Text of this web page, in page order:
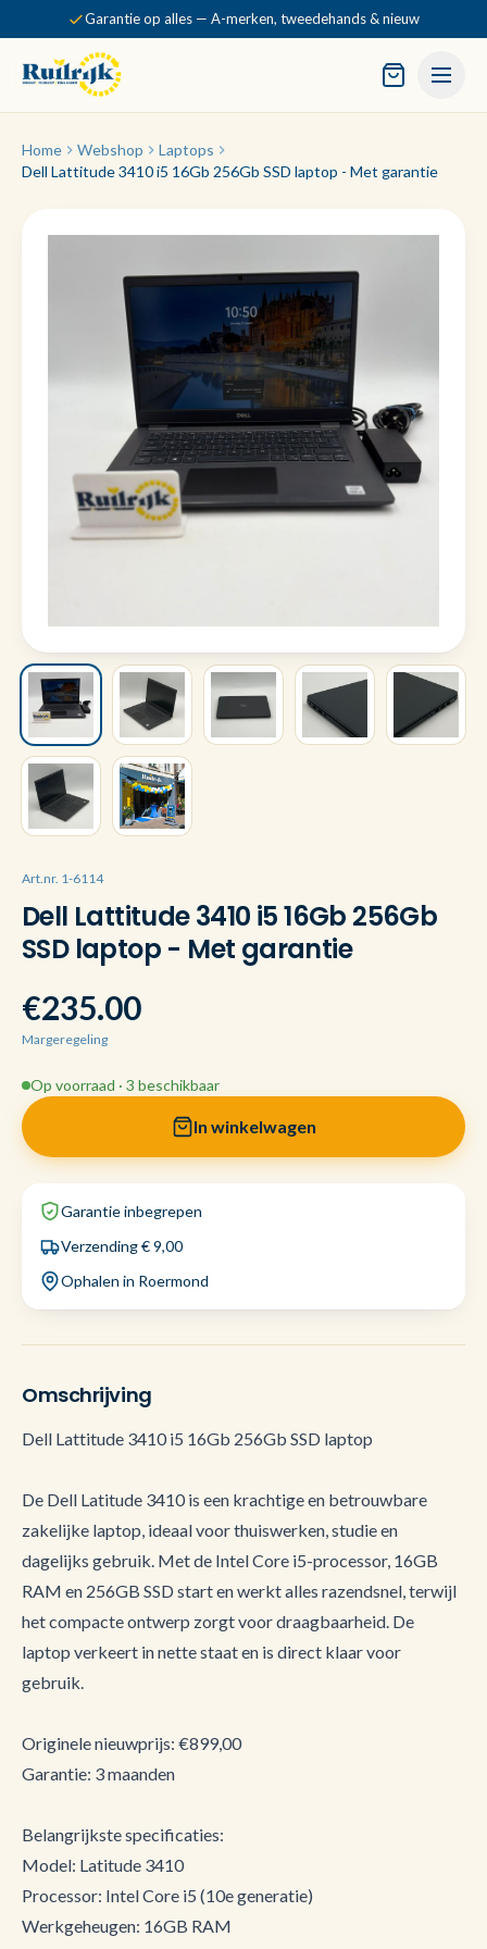
Garantie op alles — A-merken, tweedehands & nieuw
Home Webshop
Laptops
Dell Lattitude 3410 i5 16Gb 256Gb SSD laptop - Met garantie
Art.nr. 1-6114
Dell Lattitude 3410 i5 16Gb 256Gb
SSD laptop - Met garantie
€235.00
Margeregeling
Op voorraad · 3 beschikbaar
In winkelwagen
Garantie inbegrepen
Verzending € 9,00
Ophalen in Roermond
Omschrijving
Dell Lattitude 3410 i5 16Gb 256Gb SSD laptop
De Dell Latitude 3410 is een krachtige en betrouwbare
zakelijke laptop, ideaal voor thuiswerken, studie en
dagelijks gebruik. Met de Intel Core i5-processor, 16GB
RAM en 256GB SSD start en werkt alles razendsnel, terwijl
het compacte ontwerp zorgt voor draagbaarheid. De
laptop verkeert in nette staat en is direct klaar voor
gebruik.
Originele nieuwprijs: €899,00
Garantie: 3 maanden
Belangrijkste specificaties:
Model: Latitude 3410
Processor: Intel Core i5 (10e generatie)
Werkgeheugen: 16GB RAM